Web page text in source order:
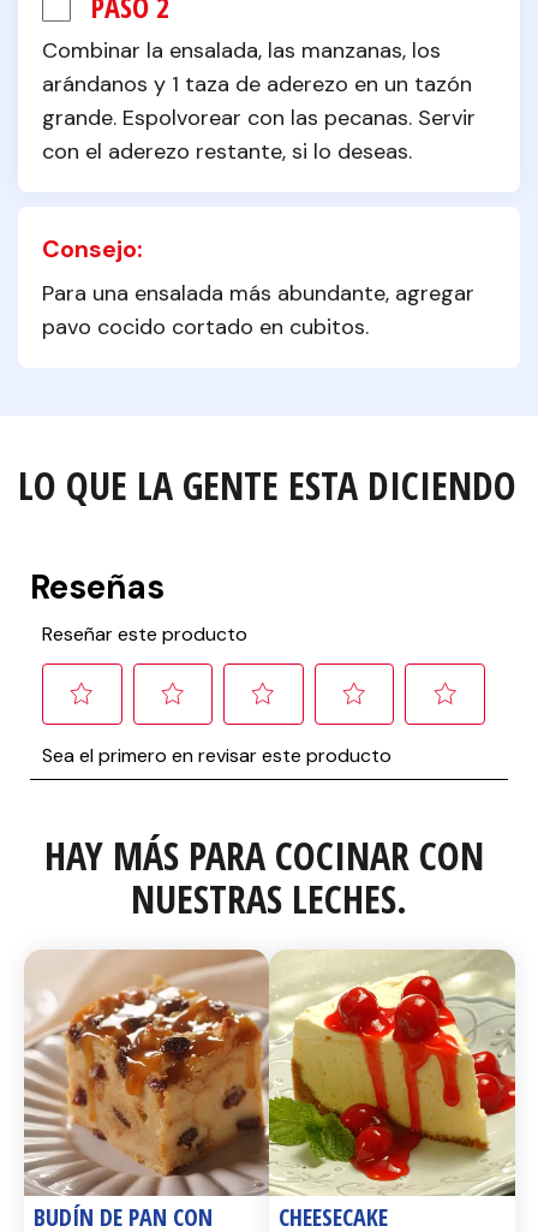
Combinar la ensalada, las manzanas, los
arándanos y 1 taza de aderezo en un tazón
grande. Espolvorear con las pecanas. Servir
con el aderezo restante, si lo deseas.
Consejo:
Para una ensalada más abundante, agregar
pavo cocido cortado en cubitos.
LO QUE LA GENTE ESTA DICIENDO
HAY MÁS PARA COCINAR CON
NUESTRAS LECHES.
BUDÍN DE PAN CON
CHEESECAKE